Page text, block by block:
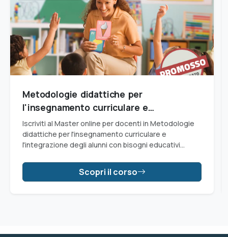
Metodologie didattiche per
l'insegnamento curriculare e
l'integrazione degli alunni con Bisogni
Educativi Speciali (BES)
Iscriviti al Master online per docenti in Metodologie
didattiche per l'insegnamento curriculare e
l'integrazione degli alunni con bisogni educativi
aggiungi 1 punto in graduatoria d'istituto o
provinciale (GPS)Scopri il corso